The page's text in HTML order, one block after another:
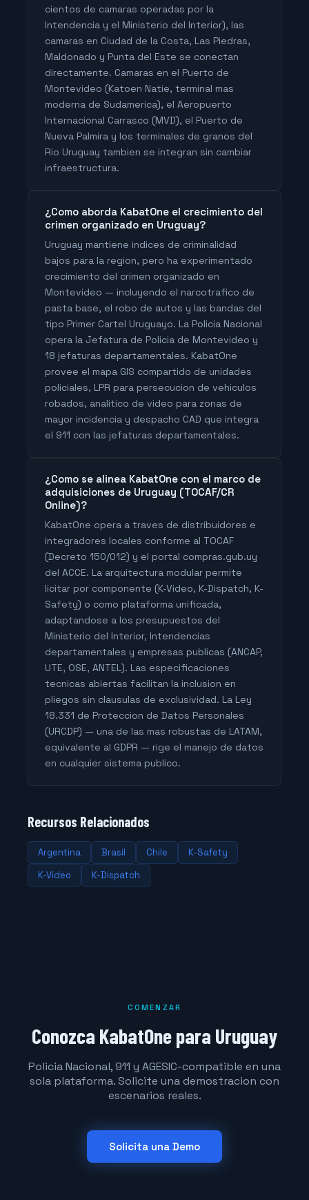
cientos de camaras operadas por la
Intendencia y el Ministerio del Interior), las
camaras en Ciudad de la Costa, Las Piedras,
Maldonado y Punta del Este se conectan
directamente. Camaras en el Puerto de
Montevideo (Katoen Natie, terminal mas
moderna de Sudamerica), el Aeropuerto
Internacional Carrasco (MVD), el Puerto de
Nueva Palmira y los terminales de granos del
Rio Uruguay tambien se integran sin cambiar
infraestructura.
¿Como aborda KabatOne el crecimiento del
crimen organizado en Uruguay?
Uruguay mantiene indices de criminalidad
bajos para la region, pero ha experimentado
crecimiento del crimen organizado en
Montevideo — incluyendo el narcotrafico de
pasta base, el robo de autos y las bandas del
tipo Primer Cartel Uruguayo. La Policia Nacional
opera la Jefatura de Policia de Montevideo y
18 jefaturas departamentales. KabatOne
provee el mapa GIS compartido de unidades
policiales, LPR para persecucion de vehiculos
robados, analitico de video para zonas de
mayor incidencia y despacho CAD que integra
el 911 con las jefaturas departamentales.
¿Como se alinea KabatOne con el marco de
adquisiciones de Uruguay (TOCAF/CR
Online)?
KabatOne opera a traves de distribuidores e
integradores locales conforme al TOCAF
(Decreto 150/012) y el portal compras.gub.uy
del ACCE. La arquitectura modular permite
licitar por componente (K-Video, K-Dispatch, K-
Safety) o como plataforma unificada,
adaptandose a los presupuestos del
Ministerio del Interior, Intendencias
departamentales y empresas publicas (ANCAP,
UTE, OSE, ANTEL). Las especificaciones
tecnicas abiertas facilitan la inclusion en
pliegos sin clausulas de exclusividad. La Ley
18.331 de Proteccion de Datos Personales
(URCDP) — una de las mas robustas de LATAM,
equivalente al GDPR — rige el manejo de datos
en cualquier sistema publico.
Recursos Relacionados
Argentina Brasil Chile
K-Safety
K-Video
K-Dispatch
COMENZAR
Conozca KabatOne para Uruguay
Policia Nacional, 911 y AGESIC-compatible en una
sola plataforma. Solicite una demostracion con
escenarios reales.
Solicita una Demo